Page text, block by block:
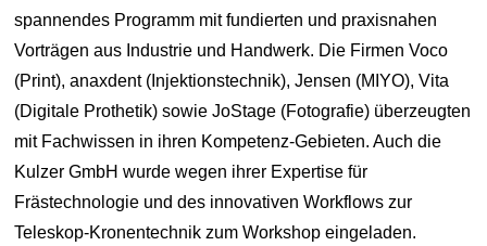
spannendes Programm mit fundierten und praxisnahen
Vorträgen aus Industrie und Handwerk. Die Firmen Voco
(Print), anaxdent (Injektionstechnik), Jensen (MIYO), Vita
(Digitale Prothetik) sowie JoStage (Fotografie) überzeugten
mit Fachwissen in ihren Kompetenz-Gebieten. Auch die
Kulzer GmbH wurde wegen ihrer Expertise für
Frästechnologie und des innovativen Workflows zur
Teleskop-Kronentechnik zum Workshop eingeladen.